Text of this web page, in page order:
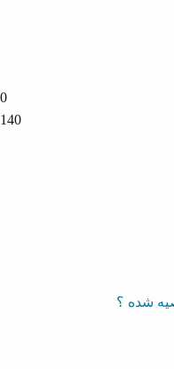
0
140
شده ؟